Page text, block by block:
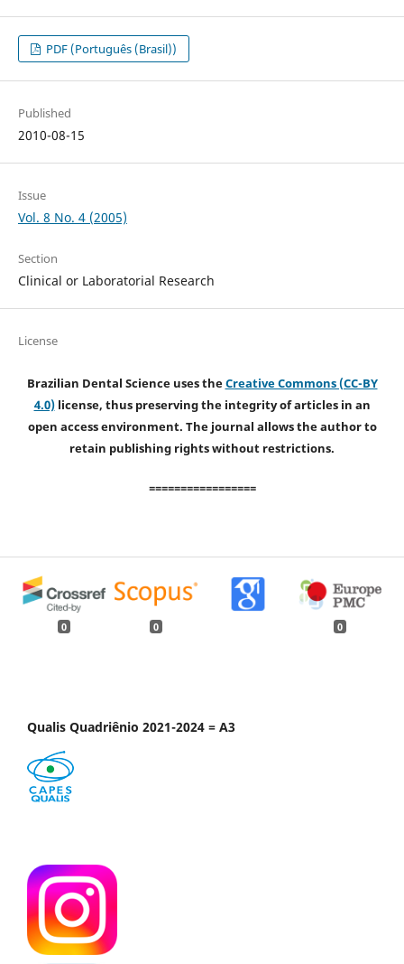
PDF (Português (Brasil))
Published
2010-08-15
Issue
Vol. 8 No. 4 (2005)
Section
Clinical or Laboratorial Research
License
Brazilian Dental Science uses theCreative Commons (CC-BY
4.0)license, thus preserving the integrity of articles in an
open access environment. The journal allows the author to
retain publishing rights without restrictions.
=================
0 0 0
Qualis Quadriênio 2021-2024 = A3